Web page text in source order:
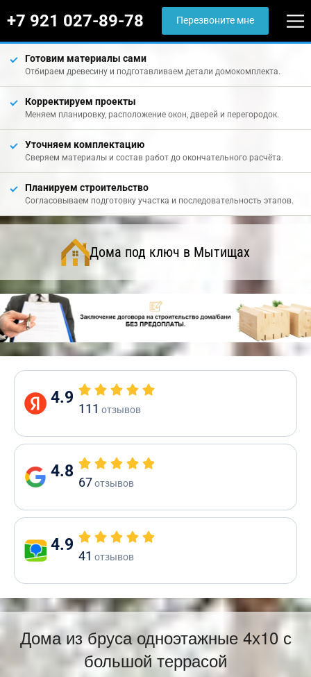
+7 921 027-89-78 Перезвоните мне
Готовим материалы сами
Отбираем древесину и подготавливаем детали домокомплекта.
Корректируем проекты
Меняем планировку, расположение окон, дверей и перегородок.
Уточняем комплектацию
Сверяем материалы и состав работ до окончательного расчёта.
Планируем строительство
Согласовываем подготовку участка и последовательность этапов.
Дома под ключ в Мытищах
4.9
111 отзывов
4.8
67отзывов
4.9
41 отзывов
Дома из бруса одноэтажные 4х10 с
большой террасой